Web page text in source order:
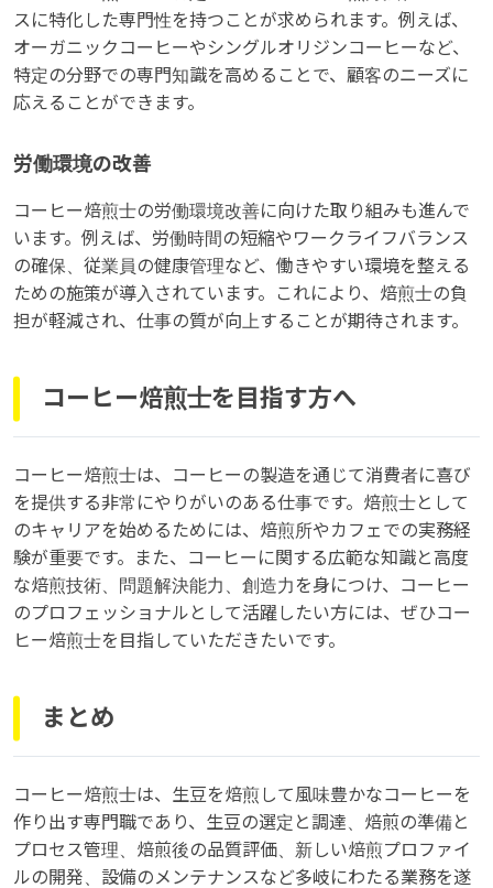
スに特化した専門性を持つことが求められます。例えば、
オーガニックコーヒーやシングルオリジンコーヒーなど、
特定の分野での専門知識を高めることで、顧客のニーズに
応えることができます。
労働環境の改善
コーヒー焙煎士の労働環境改善に向けた取り組みも進んで
います。例えば、労働時間の短縮やワークライフバランス
の確保、従業員の健康管理など、働きやすい環境を整える
ための施策が導入されています。これにより、焙煎士の負
担が軽減され、仕事の質が向上することが期待されます。
コーヒー焙煎士を目指す方へ
コーヒー焙煎士は、コーヒーの製造を通じて消費者に喜び
を提供する非常にやりがいのある仕事です。焙煎士として
のキャリアを始めるためには、焙煎所やカフェでの実務経
験が重要です。また、コーヒーに関する広範な知識と高度
な焙煎技術、問題解決能力、創造力を身につけ、コーヒー
のプロフェッショナルとして活躍したい方には、ぜひコー
ヒー焙煎士を目指していただきたいです。
まとめ
コーヒー焙煎士は、生豆を焙煎して風味豊かなコーヒーを
作り出す専門職であり、生豆の選定と調達、焙煎の準備と
プロセス管理、焙煎後の品質評価、新しい焙煎プロファイ
ルの開発、設備のメンテナンスなど多岐にわたる業務を遂